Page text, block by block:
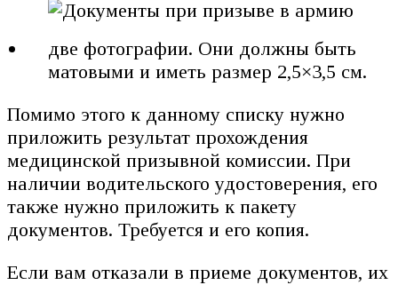
две фотографии. Они должны быть
матовыми и иметь размер 2,5×3,5 см.
Помимо этого к данному списку нужно
приложить результат прохождения
медицинской призывной комиссии. При
наличии водительского удостоверения, его
также нужно приложить к пакету
документов. Требуется и его копия.
Если вам отказали в приеме документов, их